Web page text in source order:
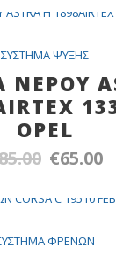
was:
ΣYΣTHMA ΨYΞHΣ
ΝΕΡΟΥ
OPEL
Original
was:
€65.00Η
ΦPENΩN